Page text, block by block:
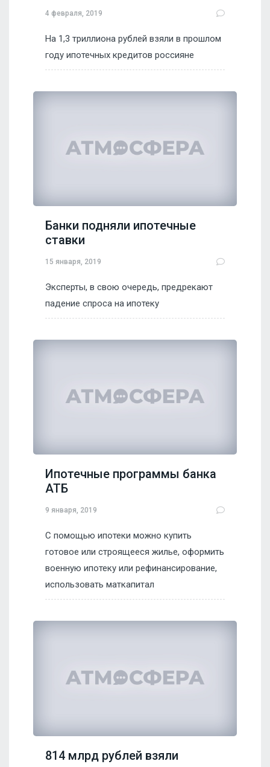
4 февраля, 2019
На 1,3 триллиона рублей взяли в прошлом
году ипотечных кредитов россияне
Банки подняли ипотечные
ставки
15 января, 2019
Эксперты, в свою очередь, предрекают
падение спроса на ипотеку
Ипотечные программы банка
АТБ
9 января, 2019
С помощью ипотеки можно купить
готовое или строящееся жилье, оформить
военную ипотеку или рефинансирование,
использовать маткапитал
814 млрд рублей взяли